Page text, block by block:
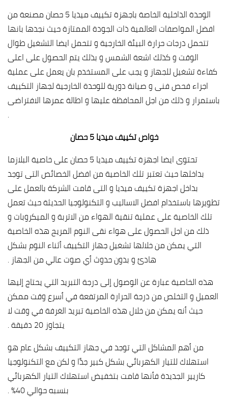
الوحدة الداخلية الخاصة باجهزة تكييف ميديا 5 حصان مصنعة من
افضل المواصفات العالمية ذات الجودة الممتازة حيث نجدها بانها
تتحمل درجات حرارة البيئة الخارجية و تتحمل ايضا التشغيل طوال
الوقت و كذلك اشعة الشمس و بذلك يتم الحصول على اعلى
كفاءة تشغيل للجهاز و يجب على المستخدم بان يعمل على عملية
اجراء فحص فنى و صيانة دورية للوحدة الخارجية لجهاز التكييف
باستمرار و ذلك من اجل المحافظة عليها و اطالة عمرها الافتراضى
.
خواص تكييف ميديا 5 حصان
تحتوى ايضا اجهزة تكييف ميديا 5 حصان على خاصية البلازما
بداخلها حيث تعتبر تلك الخاصية من افضل الخصائص التى توجد
بداخل اجهزة تكييف ميديا و التى قامت الشركة بالعمل على
تطويرها باستخدام افضل الاساليب و التكنولوجيا الحديثة حيث تعمل
تلك الخاصية على عملية تنقية الهواء من الاتربة و الميكروبات و
ذلك من اجل الحصول على هواء نقى النوم المريح هذه الخاصية
التي يمكن من خلالها تشغيل جهاز التكييف أثناء النوم بشكل
هادئ و بدون حدوث أي صوت عالي من الجهاز .
هذه الخاصية عبارة عن الوصول إلى درجة التبريد التي يحتاج إليها
العميل و التخلص من درجة الحرارة المرتفعة في أسرع وقت ممكن
حيث أنه يمكن من خلال هذه الخاصية تبريد الغرفة في وقت لا
يتجاوز 20 دقيقة .
من أهم المشاكل التي توجد في جهاز التكييف بشكل عام هو
استهلاك للتيار الكهربائي بشكل كبير جدًا و لكن مع التكنولوجيا
كاريير الجديدة فأنها قامت بتخفيض استهلاك التيار الكهربائي
بنسبه حوالي 40% .